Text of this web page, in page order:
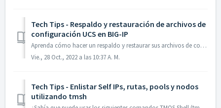
Tech Tips - Respaldo y restauración de archivos de
configuración UCS en BIG-IP
Aprenda cómo hacer un respaldo y restaurar sus archivos de configuración BIG-IP con un archivo UCS con la ayuda de los siguientes videos de AskF5: Copia d...
Vie., 28 Oct., 2022 a las 10:37 A. M.
Tech Tips - Enlistar Self IPs, rutas, pools y nodos
utilizando tmsh